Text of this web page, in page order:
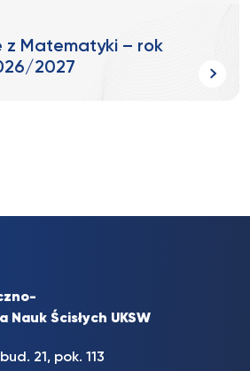
z Matematyki – rok
2027
Nauk Ścisłych UKSW
21, pok. 113